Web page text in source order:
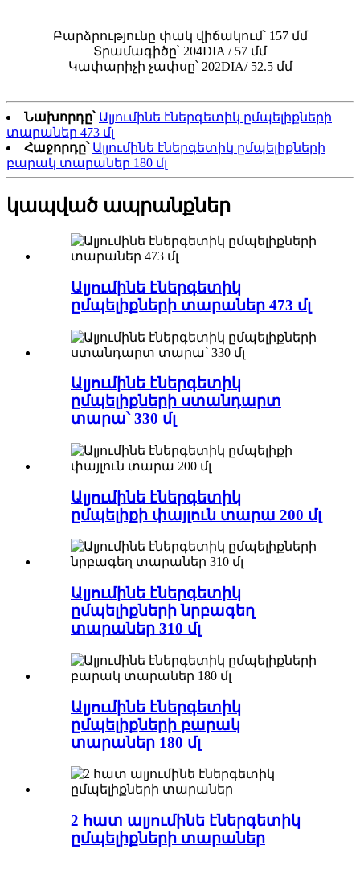
Բարձրությունը փակ վիճակում՝ 157 մմ
Տրամագիծը՝ 204DIA / 57 մմ
Կափարիչի չափսը՝ 202DIA/ 52.5 մմ
Նախորդը՝ Ալյումինե էներգետիկ ըմպելիքների
տարաներ 473 մլ
Հաջորդը՝ Ալյումինե էներգետիկ ըմպելիքների
բարակ տարաներ 180 մլ
կապված ապրանքներ
Ալյումինե էներգետիկ
ըմպելիքների տարաներ 473 մլ
Ալյումինե էներգետիկ
ըմպելիքների ստանդարտ
տարա՝ 330 մլ
Ալյումինե էներգետիկ
ըմպելիքի փայլուն տարա 200 մլ
Ալյումինե էներգետիկ
ըմպելիքների նրբագեղ
տարաներ 310 մլ
Ալյումինե էներգետիկ
ըմպելիքների բարակ
տարաներ 180 մլ
2 հատ ալյումինե էներգետիկ
ըմպելիքների տարաներ